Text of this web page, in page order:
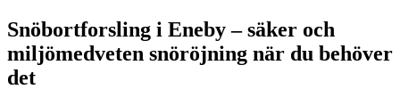
Snöbortforsling i Eneby – säker och
miljömedveten snöröjning när du behöver
det